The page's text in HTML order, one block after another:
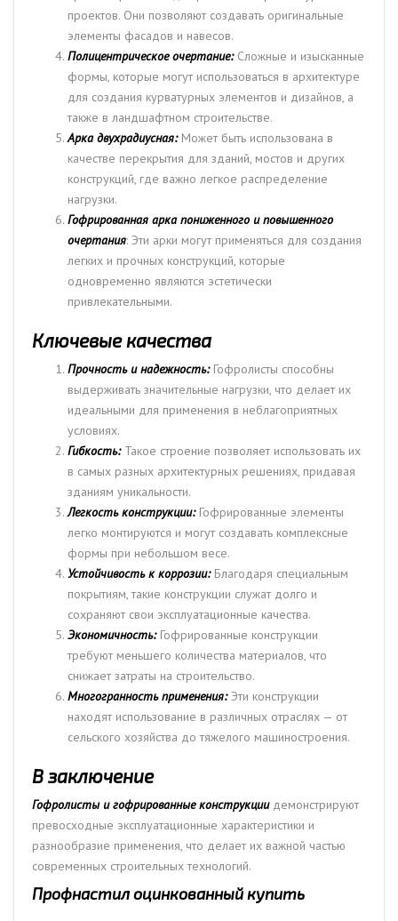
проектов. Они позволяют создавать оригинальные
элементы фасадов и навесов.
Полицентрическое очертание:Сложные и изысканные
формы, которые могут использоваться в архитектуре
для создания курватурных элементов и дизайнов, а
также в ландшафтном строительстве.
Арка двухрадиусная:Может быть использована в
качестве перекрытия для зданий, мостов и других
конструкций, где важно легкое распределение
нагрузки.
Гофрированная арка пониженного и повышенного
очертания: Эти арки могут применяться для создания
легких и прочных конструкций, которые
одновременно являются эстетически
привлекательными.
Ключевые качества
Прочность и надежность:Гофролисты способны
выдерживать значительные нагрузки, что делает их
идеальными для применения в неблагоприятных
условиях.
Гибкость:Такое строение позволяет использовать их
в самых разных архитектурных решениях, придавая
зданиям уникальности.
Легкость конструкции:Гофрированные элементы
легко монтируются и могут создавать комплексные
формы при небольшом весе.
Устойчивость к коррозии: Благодаря специальным
покрытиям, такие конструкции служат долго и
сохраняют свои эксплуатационные качества.
Экономичность:Гофрированные конструкции
требуют меньшего количества материалов, что
снижает затраты на строительство.
Многогранность применения: Эти конструкции
находят использование в различных отраслях — от
сельского хозяйства до тяжелого машиностроения.
В заключение
Гофролисты и гофрированные конструкции демонстрируют
превосходные эксплуатационные характеристики и
разнообразие применения, что делает их важной частью
современных строительных технологий.
Профнастил оцинкованный купить